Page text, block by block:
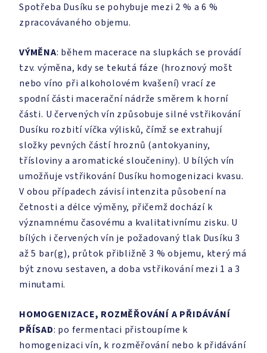
Spotřeba Dusíku se pohybuje mezi 2 % a 6 %
zpracovávaného objemu.
VÝMĚNA: během macerace na slupkách se provádí
tzv. výměna, kdy se tekutá fáze (hroznový mošt
nebo víno při alkoholovém kvašení) vrací ze
spodní části macerační nádrže směrem k horní
části. U červených vín způsobuje silné vstřikování
Dusíku rozbití víčka výlisků, čímž se extrahují
složky pevných částí hroznů (antokyaniny,
třísloviny a aromatické sloučeniny). U bílých vín
umožňuje vstřikování Dusíku homogenizaci kvasu.
V obou případech závisí intenzita působení na
četnosti a délce výměny, přičemž dochází k
významnému časovému a kvalitativnímu zisku. U
bílých i červených vín je požadovaný tlak Dusíku 3
až 5 bar(g), průtok přibližně 3 % objemu, který má
být znovu sestaven, a doba vstřikování mezi 1 a 3
minutami.
HOMOGENIZACE, ROZMĚŘOVÁNÍ A PŘIDÁVÁNÍ
PŘÍSAD: po fermentaci přistoupíme k
homogenizaci vín, k rozměřování nebo k přidávání